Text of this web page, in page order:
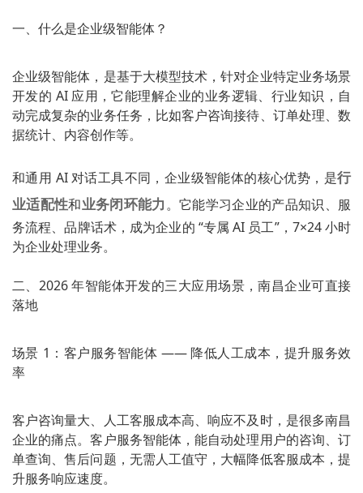
一、什么是企业级智能体？
企业级智能体，是基于大模型技术，针对企业特定业务场景
开发的 AI 应用，它能理解企业的业务逻辑、行业知识，自
动完成复杂的业务任务，比如客户咨询接待、订单处理、数
据统计、内容创作等。
和通用 AI 对话工具不同，企业级智能体的核心优势，是行
业适配性和业务闭环能力。它能学习企业的产品知识、服
务流程、品牌话术，成为企业的 “专属 AI 员工”，7×24 小时
为企业处理业务。
二、2026 年智能体开发的三大应用场景，南昌企业可直接
落地
场景 1：客户服务智能体 —— 降低人工成本，提升服务效
率
客户咨询量大、人工客服成本高、响应不及时，是很多南昌
企业的痛点。客户服务智能体，能自动处理用户的咨询、订
单查询、售后问题，无需人工值守，大幅降低客服成本，提
升服务响应速度。